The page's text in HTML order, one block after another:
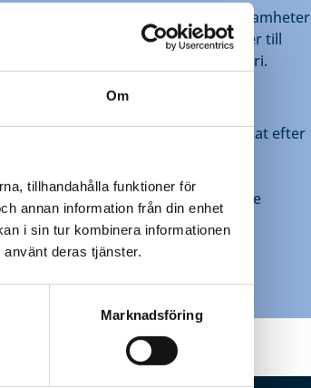
Om
tillhandahålla funktioner för
annan information från din enhet
i sin tur kombinera informationen
deras tjänster.
Marknadsföring
med brandlarm i Ulricehamn i verksamheter
– från butiker och restauranger till
och tillverkningsindustri.
av brandlarmssystem – anpassat efter
felsökning och support
och regelbunden årsservice
och transparenta serviceavtal